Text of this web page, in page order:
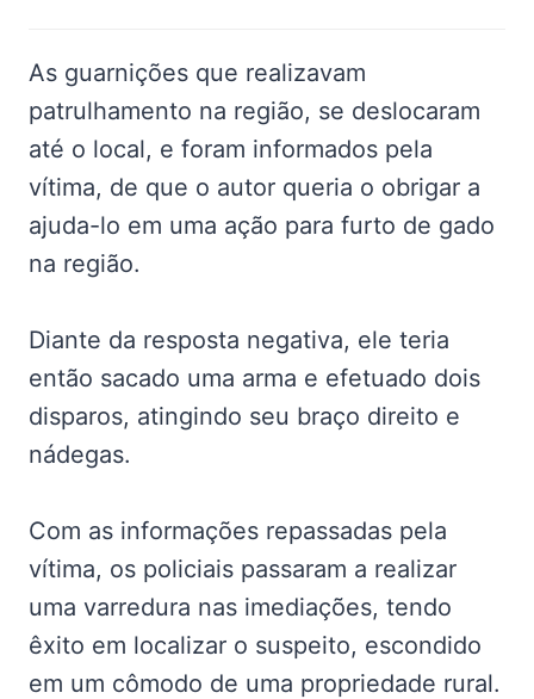
As guarnições que realizavam
patrulhamento na região, se deslocaram
até o local, e foram informados pela
vítima, de que o autor queria o obrigar a
ajuda-lo em uma ação para furto de gado
na região.
Diante da resposta negativa, ele teria
então sacado uma arma e efetuado dois
disparos, atingindo seu braço direito e
nádegas.
Com as informações repassadas pela
vítima, os policiais passaram a realizar
uma varredura nas imediações, tendo
êxito em localizar o suspeito, escondido
em um cômodo de uma propriedade rural.